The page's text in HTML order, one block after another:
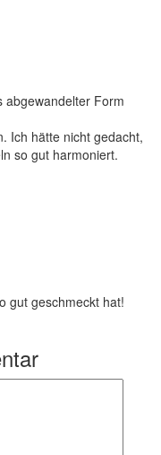
abgewandelter Form
Ich hätte nicht gedacht,
so gut harmoniert.
gut geschmeckt hat!